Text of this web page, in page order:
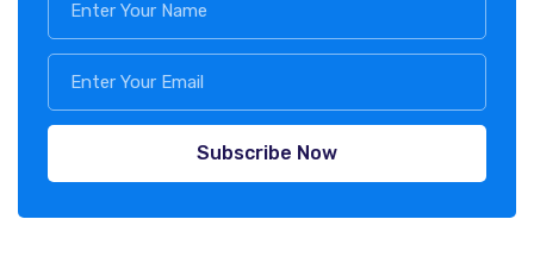
Subscribe Now